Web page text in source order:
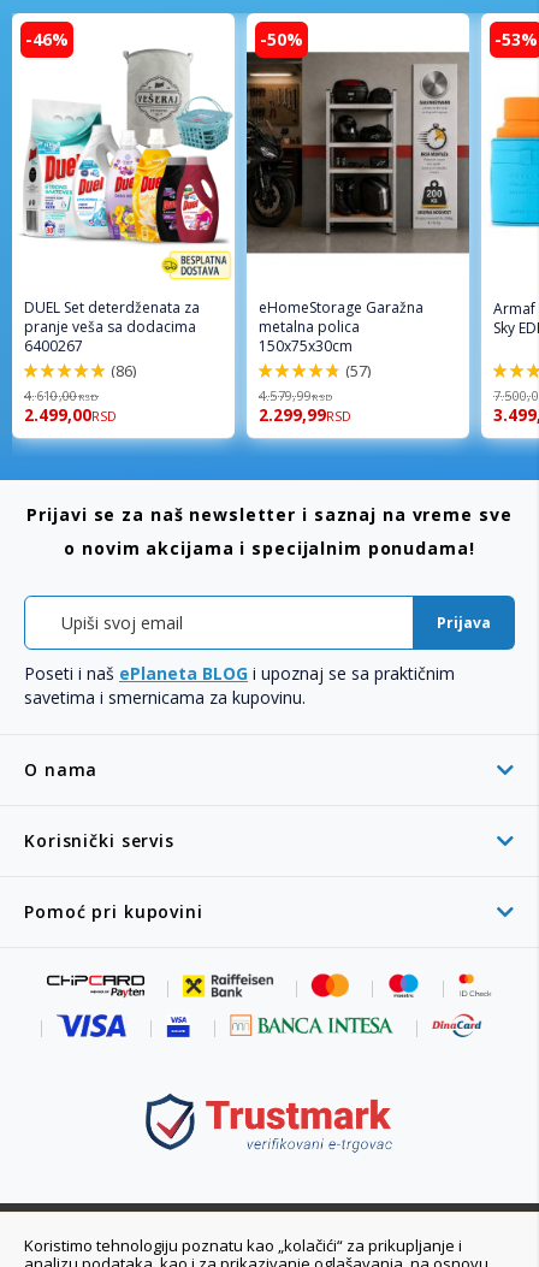
-46%
DUEL Set deterdženata za
pranje veša sa dodacima
6400267
98%
(86)
4.610,00RSD
2.499,00RSD
-50%
eHomeStorage Garažna
metalna polica
150x75x30cm
96%
(57)
4.579,99RSD
2.299,99RSD
-53%
Armaf
Sky
94%
O nama
Korisnički servis
Pomoć pri kupovini
Prijavi se za naš newsletter i saznaj na vreme sve
o novim akcijama i specijalnim ponudama!
Prijava
Poseti i naš ePlaneta BLOG i upoznaj se sa praktičnim
savetima i smernicama za kupovinu.
011 6355 550
Koristimo tehnologiju poznatu kao „kolačići“ za prikupljanje i